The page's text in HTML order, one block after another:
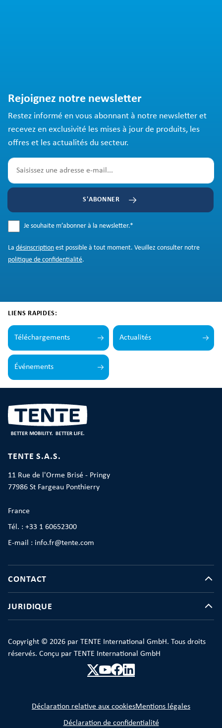
Rejoignez notre newsletter
Restez informé en vous abonnant à notre newsletter et
recevez en exclusivité les mises à jour de produits, les
offres et les actualités du secteur.
S'ABONNER
Je souhaite m’abonner à la newsletter.*
La désinscription est possible à tout moment. Veuillez consulter notre
politique de confidentialité.
LIENS RAPIDES:
Téléchargements Actualités
Événements
TENTE S.A.S.
11 Rue de l'Orme Brisé - Pringy
77986 St Fargeau Ponthierry
France
Tél. : +33 1 60652300
E-mail : info.fr@tente.com
CONTACT
JURIDIQUE
Copyright © 2026 par TENTE International GmbH. Tous droits
réservés. Conçu par TENTE International GmbH
Déclaration relative aux cookiesMentions légales
Déclaration de confidentialité